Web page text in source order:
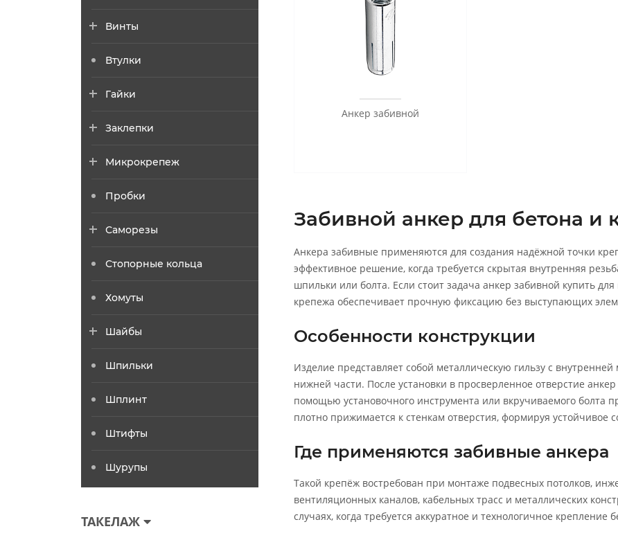
Анкер забивной
Забивной анкер для бетона и
Анкера забивные применяются для создания надёжной точки
эффективное решение, когда требуется скрытая внутренняя
шпильки или болта. Если стоит задача анкер забивной купить
крепежа обеспечивает прочную фиксацию без выступающих
Особенности конструкции
Изделие представляет собой металлическую гильзу с
нижней части. После установки в просверленное отверстие
помощью установочного инструмента или вкручиваемого болта
плотно прижимается к стенкам отверстия, формируя устойчивое
Где применяются забивные анкера
Такой крепёж востребован при монтаже подвесных потолков,
вентиляционных каналов, кабельных трасс и металлических
случаях, когда требуется аккуратное и технологичное крепление
Винты
Втулки
Гайки
Заклепки
Микрокрепеж
Пробки
Саморезы
Стопорные кольца
Хомуты
Шайбы
Шпильки
Шплинт
Штифты
Шурупы
ТАКЕЛАЖ